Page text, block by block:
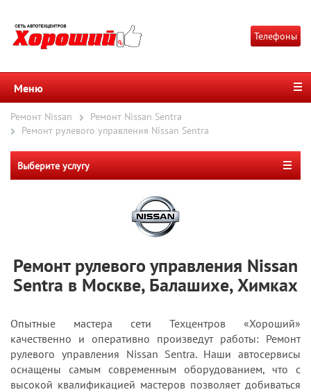
Телефоны
Меню
Ремонт Nissan
Ремонт Nissan Sentra
Ремонт рулевого управления Nissan Sentra
Выберите услугу
Ремонт рулевого управления Nissan
Sentra в Москве, Балашихе, Химках
Опытные мастера сети Техцентров «Хороший»
качественно и оперативно произведут работы: Ремонт
рулевого управления Nissan Sentra. Наши автосервисы
оснащены самым современным оборудованием, что с
высокой квалификацией мастеров позволяет добиваться